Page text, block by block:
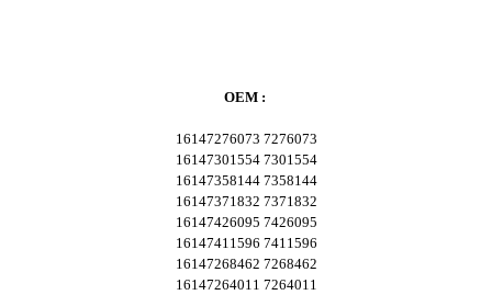
OEM :
16147276073 7276073
16147301554 7301554
16147358144 7358144
16147371832 7371832
16147426095 7426095
16147411596 7411596
16147268462 7268462
16147264011 7264011